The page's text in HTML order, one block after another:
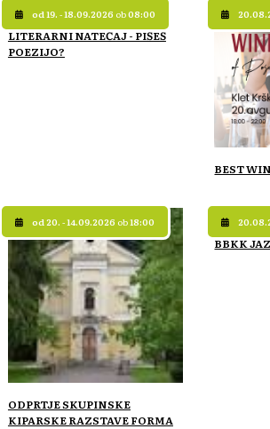
od 19. - 18.09.2026 ob08:00
LITERARNI NATEČAJ - PIŠEŠ
POEZIJO?
BEST
od 20. - 14.09.2026 ob18:00
ODPRTJE SKUPINSKE
KIPARSKE RAZSTAVE FORMA
BBKK